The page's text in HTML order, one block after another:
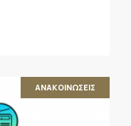
ΑΝΑΚΟΙΝΩΣΕΙΣ